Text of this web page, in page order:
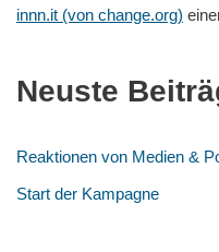
innn.it (von change.org)
Neuste
Reaktionen von Medien &
Start der Kampagne